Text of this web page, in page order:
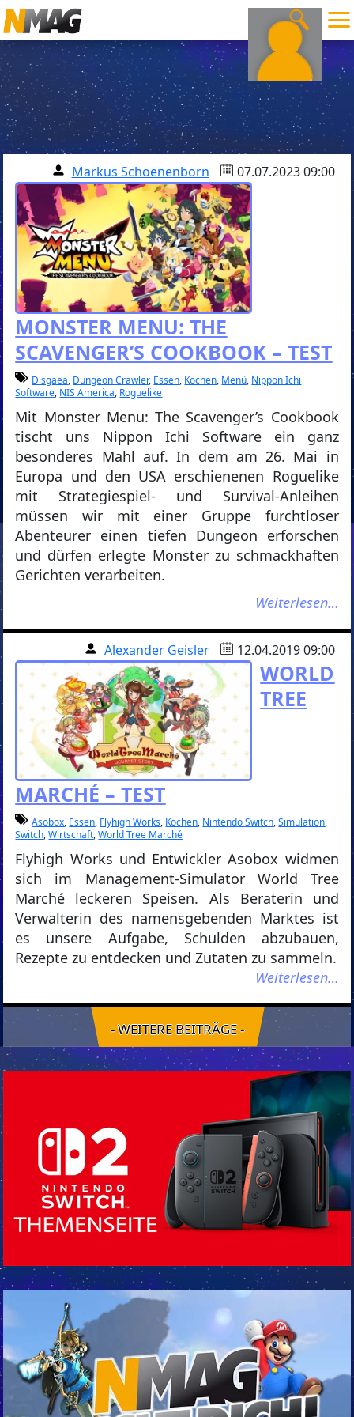
Markus Schoenenborn 07.07.2023 09:00
MONSTER MENU: THE
SCAVENGER’S COOKBOOK – TEST
Disgaea, Dungeon Crawler, Essen, Kochen, Menü, Nippon Ichi
Software, NIS America, Roguelike
Mit Monster Menu: The Scavenger’s Cookbook
tischt uns Nippon Ichi Software ein ganz
besonderes Mahl auf. In dem am 26. Mai in
Europa und den USA erschienenen Roguelike
mit Strategiespiel- und Survival-Anleihen
müssen wir mit einer Gruppe furchtloser
Abenteurer einen tiefen Dungeon erforschen
und dürfen erlegte Monster zu schmackhaften
Gerichten verarbeiten.
Weiterlesen…
Alexander Geisler 12.04.2019 09:00
WORLD
TREE
MARCHÉ – TEST
Asobox, Essen, Flyhigh Works, Kochen, Nintendo Switch,Simulation,
Switch,Wirtschaft,World Tree Marché
Flyhigh Works und Entwickler Asobox widmen
sich im Management-Simulator World Tree
Marché leckeren Speisen. Als Beraterin und
Verwalterin des namensgebenden Marktes ist
es unsere Aufgabe, Schulden abzubauen,
Rezepte zu entdecken und Zutaten zu sammeln.
Weiterlesen…
- WEITERE BEITRÄGE -